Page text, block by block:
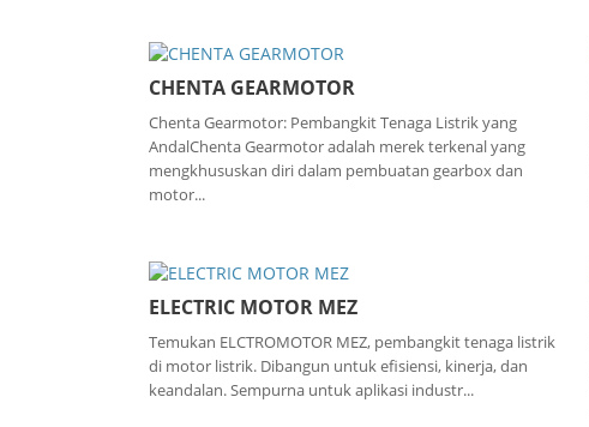
CHENTA GEARMOTOR
Chenta Gearmotor: Pembangkit Tenaga Listrik yang
AndalChenta Gearmotor adalah merek terkenal yang
mengkhususkan diri dalam pembuatan gearbox dan
motor...
ELECTRIC MOTOR MEZ
Temukan ELCTROMOTOR MEZ, pembangkit tenaga listrik
di motor listrik. Dibangun untuk efisiensi, kinerja, dan
keandalan. Sempurna untuk aplikasi industr...